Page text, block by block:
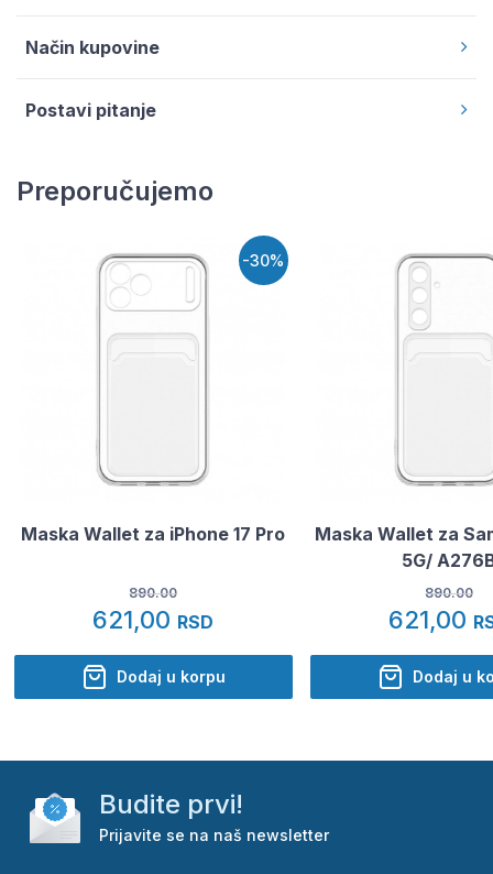
Način kupovine
Postavi pitanje
Preporučujemo
-30%
Maska Wallet za iPhone 17 Pro
890.00
621,00 RSD
Dodaj u korpu
Maska Wallet za
5G/
890.00
621,00
Dodaj u
Budite prvi!
Prijavite se na naš newsletter